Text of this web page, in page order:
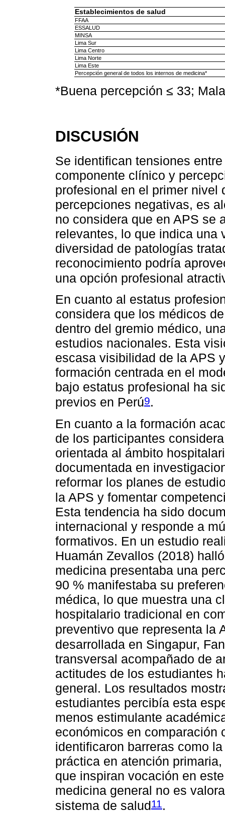
Establecimientos de salud
FFAA
ESSALUD
MINSA
Lima Sur
Lima Centro
Lima Norte
Lima Este
Percepción general de todos los internos de medicina*
*Buena percepción ≤ 33;
DISCUSIÓN
Se identifican tensiones
componente clínico y
profesional en el primer nivel
percepciones negativas, es
no considera que en APS se
relevantes, lo que indica una
diversidad de patologías
reconocimiento podría
una opción profesional
En cuanto al estatus
considera que los médicos
dentro del gremio médico,
estudios nacionales. Esta
escasa visibilidad de la APS
formación centrada en el
bajo estatus profesional ha
previos en Perú9.
En cuanto a la formación
de los participantes
orientada al ámbito
documentada en
reformar los planes de
la APS y fomentar
Esta tendencia ha sido
internacional y responde a
formativos. En un estudio
Huamán Zevallos (2018)
medicina presentaba una
90 % manifestaba su
médica, lo que muestra una
hospitalario tradicional en
preventivo que representa la
desarrollada en Singapur,
transversal acompañado de
actitudes de los estudiantes
general. Los resultados
estudiantes percibía esta
menos estimulante
económicos en comparación
identificaron barreras como
práctica en atención
que inspiran vocación en
medicina general no es
sistema de salud11 .